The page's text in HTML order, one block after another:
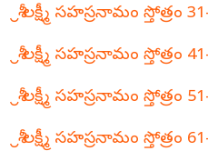
శ్రీ లక్ష్మీ సహస్రనామం స్తోత్రం
శ్రీ లక్ష్మీ సహస్రనామం స్తోత్రం
శ్రీ లక్ష్మీ సహస్రనామం స్తోత్రం
శ్రీ లక్ష్మీ సహస్రనామం స్తోత్రం